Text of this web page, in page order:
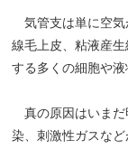
気管支は単に空気
線毛上皮、粘液産
する多くの細胞や液
真の原因はいまだ
染、刺激性ガスな